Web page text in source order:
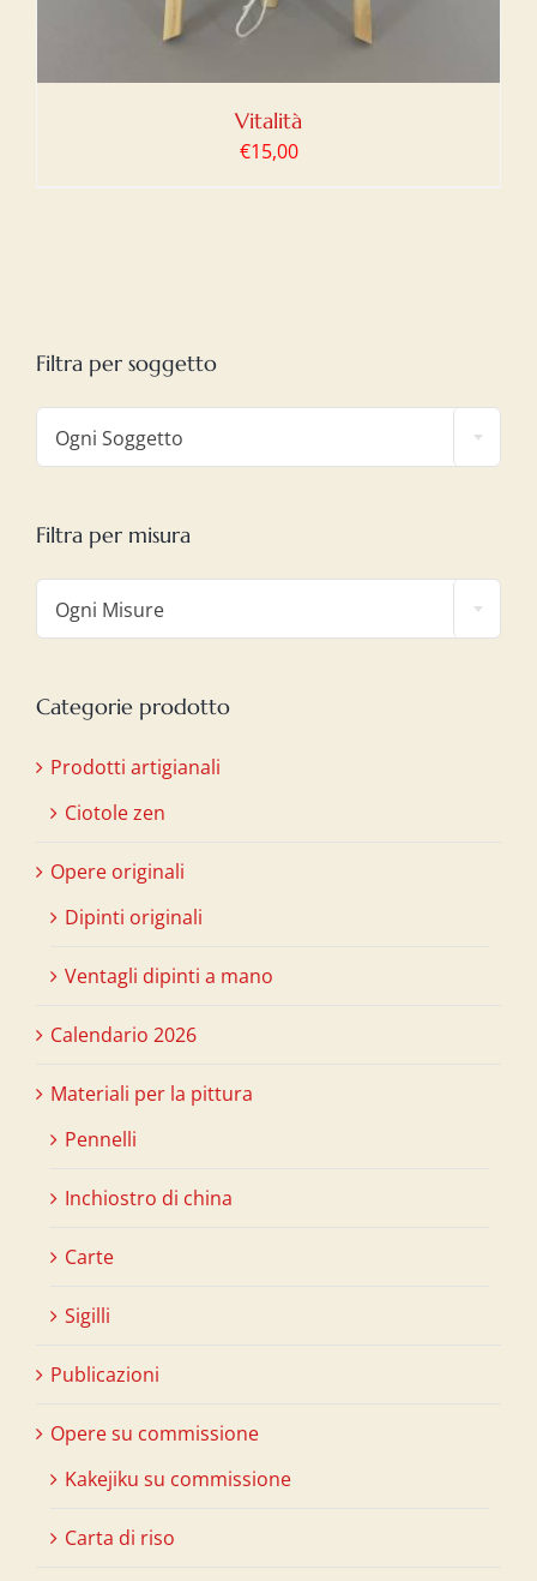
Vitalità
€15,00
Filtra per soggetto
Ogni Soggetto
Filtra per misura
Ogni Misure
Categorie prodotto
Prodotti artigianali
Ciotole zen
Opere originali
Dipinti originali
Ventagli dipinti a mano
Calendario 2026
Materiali per la pittura
Pennelli
Inchiostro di china
Carte
Sigilli
Publicazioni
Opere su commissione
Kakejiku su commissione
Carta di riso